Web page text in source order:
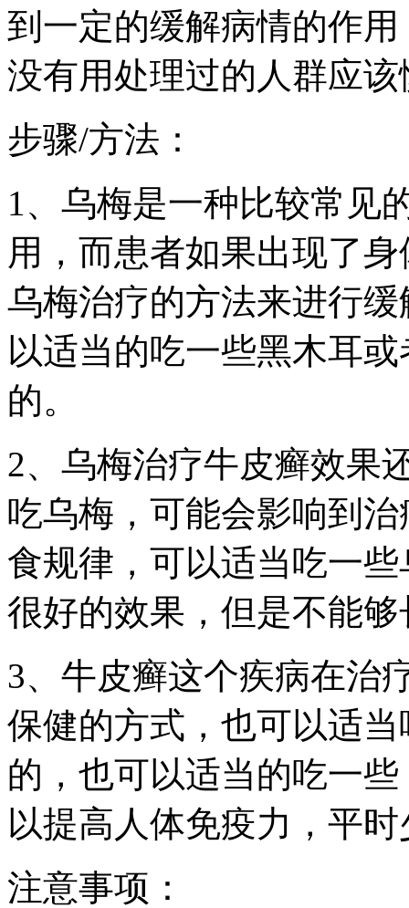
到一定的缓解病情的作
没有用处理过的人群应
步骤/方法：
1、乌梅是一种比较常见
用，而患者如果出现了
乌梅治疗的方法来进行
以适当的吃一些黑木耳
的。
2、乌梅治疗牛皮癣效果
吃乌梅，可能会影响到
食规律，可以适当吃一
很好的效果，但是不能
3、牛皮癣这个疾病在治
保健的方式，也可以适
的，也可以适当的吃一
以提高人体免疫力，平
注意事项：